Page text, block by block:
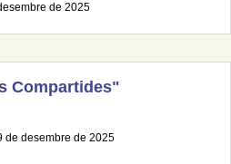
de 2025
Compartides"
de desembre de 2025